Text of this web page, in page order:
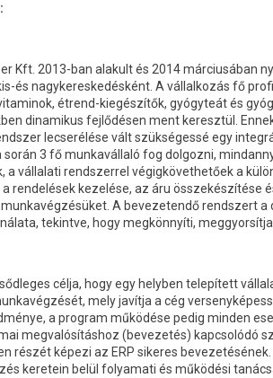
Kft. 2013-ban alakult és 2014 márciusában
és nagykereskedésként. A vállalkozás fő
étrend-kiegészítők, gyógyteát és
dinamikus fejlődésen ment keresztül.
lecserélése vált szükségessé egy
3 fő munkavállaló fog dolgozni,
a vállalati rendszerrel végigkövethetőek a
rendelések kezelése, az áru
A bevezetendő rendszert
tekintve, hogy megkönnyíti,
célja, hogy egy helyben telepített
mely javítja a cég
a program működése pedig minden
megvalósításhoz (bevezetés) kapcsolódó
részét képezi az ERP sikeres
keretein belül folyamati és működési